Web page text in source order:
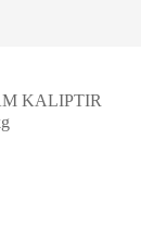
KALIPTIR